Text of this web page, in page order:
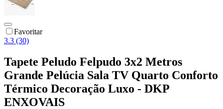
Favoritar
3.3 (30)
Tapete Peludo Felpudo 3x2 Metros
Grande Pelúcia Sala TV Quarto Conforto
Térmico Decoração Luxo - DKP
ENXOVAIS